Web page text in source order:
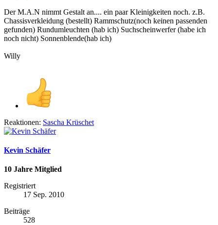
Der M.A.N nimmt Gestalt an.... ein paar Kleinigkeiten noch. z.B.
Chassisverkleidung (bestellt) Rammschutz(noch keinen passenden
gefunden) Rundumleuchten (hab ich) Suchscheinwerfer (habe ich
noch nicht) Sonnenblende(hab ich)
Willy
Reaktionen: Sascha Krüschet
Kevin Schäfer
10 Jahre Mitglied
Registriert
17 Sep. 2010
Beiträge
528